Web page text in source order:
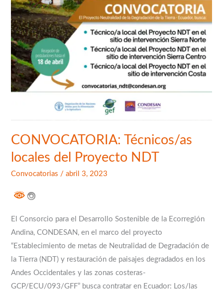
CONVOCATORIA: Técnicos/as
locales del Proyecto NDT
Convocatorias /abril 3, 2023
El Consorcio para el Desarrollo Sostenible de la Ecorregión
Andina, CONDESAN, en el marco del proyecto
“Establecimiento de metas de Neutralidad de Degradación de
la Tierra (NDT) y restauración de paisajes degradados en los
Andes Occidentales y las zonas costeras-
GCP/ECU/093/GFF” busca contratar en Ecuador: Los/las